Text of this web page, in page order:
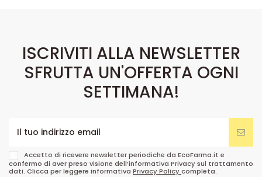
ISCRIVITI ALLA NEWSLETTER
SFRUTTA UN'OFFERTA OGNI
SETTIMANA!
Accetto di ricevere newsletter periodiche da EcoFarma.it e
confermo di aver preso visione dell’informativa Privacy sul trattamento
dati. Clicca per leggere informativa Privacy Policycompleta.